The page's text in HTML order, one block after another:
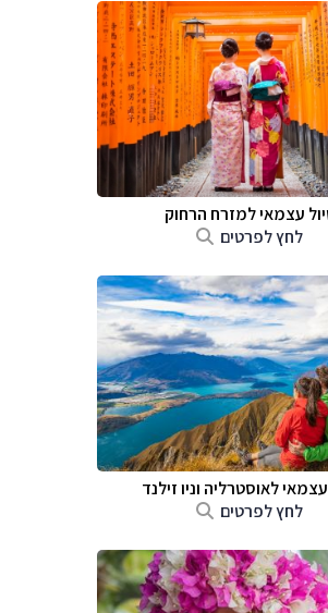
עצמאי למזרח הרחוק
לחץ לפרטים
לאוסטרליה וניו זילנד
לחץ לפרטים